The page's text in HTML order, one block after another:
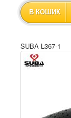
В КОШИК
SUBA L367-1